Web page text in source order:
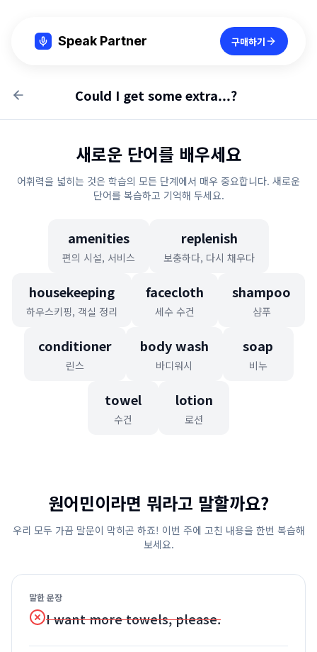
Speak Partner 구매하기
Could I get some extra...?
새로운 단어를 배우세요
어휘력을 넓히는 것은 학습의 모든 단계에서 매우 중요합니다. 새로운
단어를 복습하고 기억해 두세요.
amenities
편의 시설, 서비스
replenish
보충하다, 다시 채우다
housekeeping
하우스키핑, 객실 정리
facecloth
세수 수건
shampoo
샴푸
conditioner
린스
body wash
바디워시
soap
비누
towel
수건
lotion
로션
원어민이라면 뭐라고 말할까요?
우리 모두 가끔 말문이 막히곤 하죠! 이번 주에 고친 내용을 한번 복습해
보세요.
말한 문장
I want more towels, please.